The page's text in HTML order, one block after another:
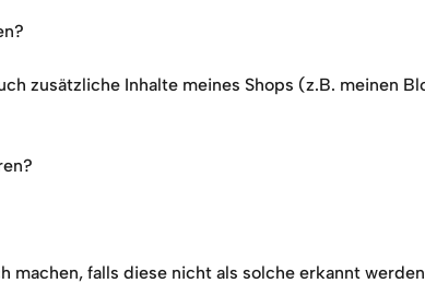
zusätzliche Inhalte meines Shops (z.B. meinen
machen, falls diese nicht als solche erkannt